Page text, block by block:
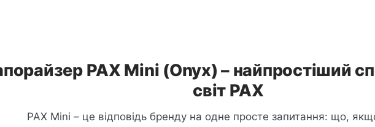
PAX Mini (Onyx) – найпростіший
світ PAX
PAX Mini – це відповідь бренду на одне просте запитання: що,